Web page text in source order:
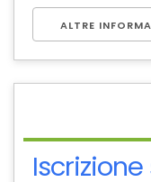
ALTRE